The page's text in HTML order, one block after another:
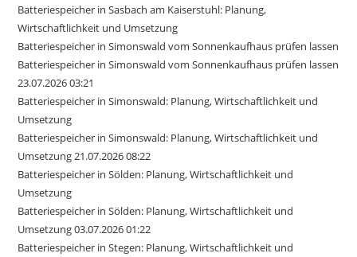
Batteriespeicher in Sasbach am Kaiserstuhl: Planung,
Wirtschaftlichkeit und Umsetzung
Batteriespeicher in Simonswald vom Sonnenkaufhaus prüfen lassen
Batteriespeicher in Simonswald vom Sonnenkaufhaus prüfen lassen
23.07.2026 03:21
Batteriespeicher in Simonswald: Planung, Wirtschaftlichkeit und
Umsetzung
Batteriespeicher in Simonswald: Planung, Wirtschaftlichkeit und
Umsetzung 21.07.2026 08:22
Batteriespeicher in Sölden: Planung, Wirtschaftlichkeit und
Umsetzung
Batteriespeicher in Sölden: Planung, Wirtschaftlichkeit und
Umsetzung 03.07.2026 01:22
Batteriespeicher in Stegen: Planung, Wirtschaftlichkeit und